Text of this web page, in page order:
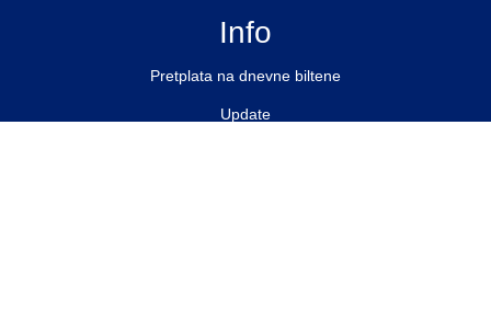
Info
Pretplata na dnevne biltene
Update